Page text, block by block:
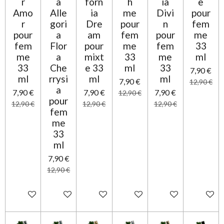
Amo
r
pour
fem
me
33
ml
7,90 €
12,90 €
Ajouter au panier
Alle
gori
a
Flor
a
Che
rrysi
a
pour
fem
me
33
ml
7,90 €
12,90 €
Ajouter au panier
ia
Dre
am
pour
mixt
e 33
ml
7,90 €
12,90 €
Ajouter au panier
me
pour
fem
me
33
ml
7,90 €
12,90 €
Ajouter au panier
Divi
n
pour
fem
me
33
ml
7,90 €
12,90 €
Ajouter au panier
pour
fem
me
33
ml
7,90 €
12,90 €
Ajouter